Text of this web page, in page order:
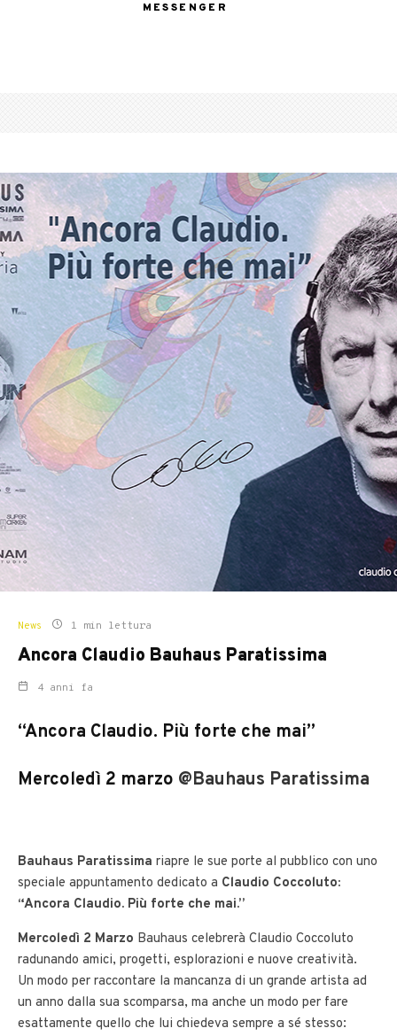
MESSENGER
News 1 min lettura
Ancora Claudio Bauhaus Paratissima
4 anni fa
“Ancora Claudio. Più forte che mai”
Mercoledì 2 marzo @Bauhaus Paratissima
Bauhaus Paratissima riapre le sue porte al pubblico con uno
speciale appuntamento dedicato a Claudio Coccoluto:
“Ancora Claudio. Più forte che mai.”
Mercoledì 2 Marzo Bauhaus celebrerà Claudio Coccoluto
radunando amici, progetti, esplorazioni e nuove creatività.
Un modo per raccontare la mancanza di un grande artista ad
un anno dalla sua scomparsa, ma anche un modo per fare
esattamente quello che lui chiedeva sempre a sé stesso: